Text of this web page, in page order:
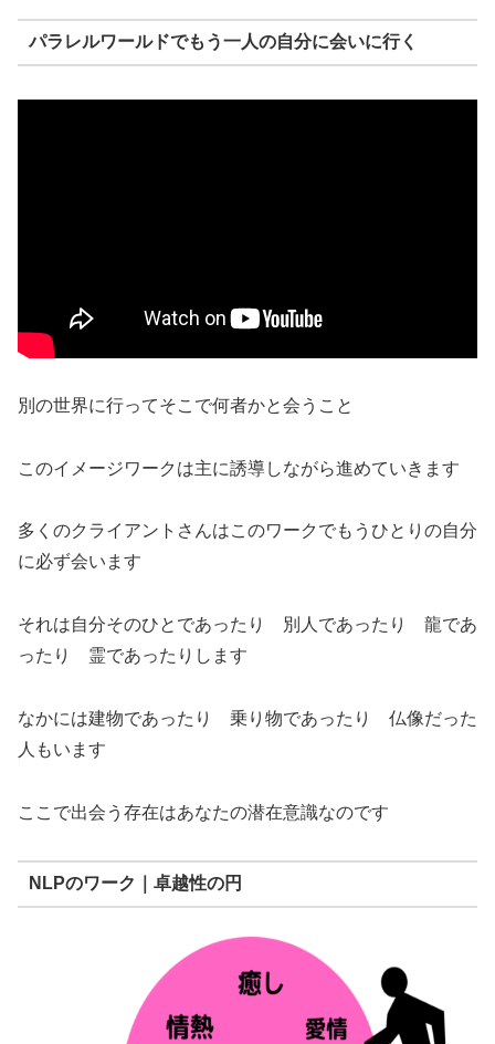
パラレルワールドでもう一人の自分に会いに行く
別の世界に行ってそこで何者かと会うこと
このイメージワークは主に誘導しながら進めていきます
多くのクライアントさんはこのワークでもうひとりの自分
に必ず会います
それは自分そのひとであったり 別人であったり 龍であ
ったり 霊であったりします
なかには建物であったり 乗り物であったり 仏像だった
人もいます
ここで出会う存在はあなたの潜在意識なのです
NLPのワーク｜卓越性の円